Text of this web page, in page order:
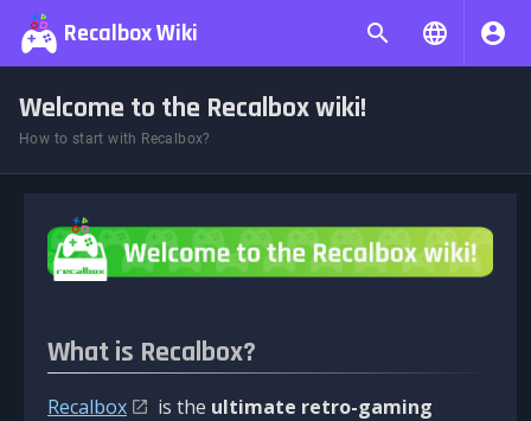
Recalbox Wiki
Welcome to the Recalbox wiki!
How to start with Recalbox?
What is Recalbox?
Recalbox is the ultimate retro-gaming